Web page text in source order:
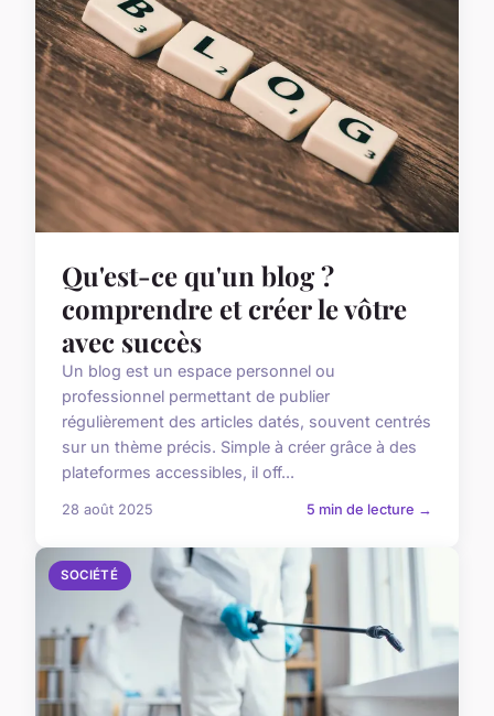
Qu'est-ce qu'un blog ?
comprendre et créer le vôtre
avec succès
Un blog est un espace personnel ou
professionnel permettant de publier
régulièrement des articles datés, souvent centrés
sur un thème précis. Simple à créer grâce à des
plateformes accessibles, il off...
28 août 2025 5 min de lecture →
SOCIÉTÉ